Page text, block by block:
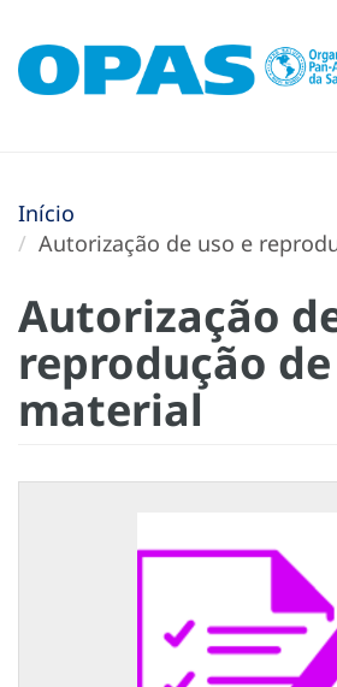
Início
Autorização de uso e
Autorização
reprodução de
material